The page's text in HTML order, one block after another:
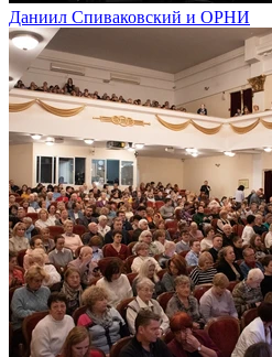
Даниил Спиваковский и ОРНИ